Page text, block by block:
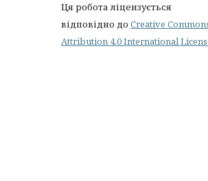
Ця робота ліцензується
відповідно до Creative
Attribution 4.0 International